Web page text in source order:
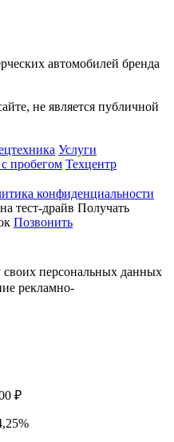
автомобилей бренда
не является публичной
Услуги
пробегом Техцентр
конфиденциальности
тест-драйв Получать
Позвонить
своих персональных данных
рекламно-
₽